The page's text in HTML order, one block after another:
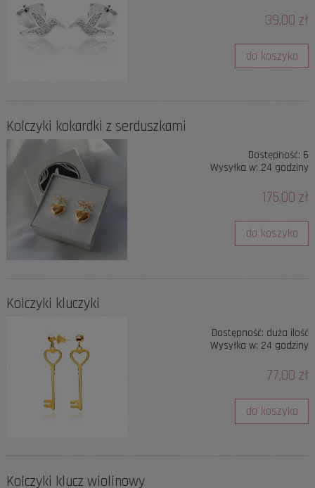
39,00 zł
do koszyka
Kolczyki kokardki z serduszkami
Dostępność: 6
Wysyłka w: 24 godziny
175,00 zł
do koszyka
Kolczyki kluczyki
Dostępność: duża ilość
Wysyłka w: 24 godziny
77,00 zł
do koszyka
Kolczyki klucz wiolinowy